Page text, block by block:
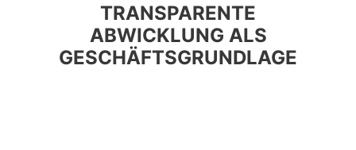
TRANSPARENTE
ABWICKLUNG ALS
GESCHÄFTSGRUNDLAGE